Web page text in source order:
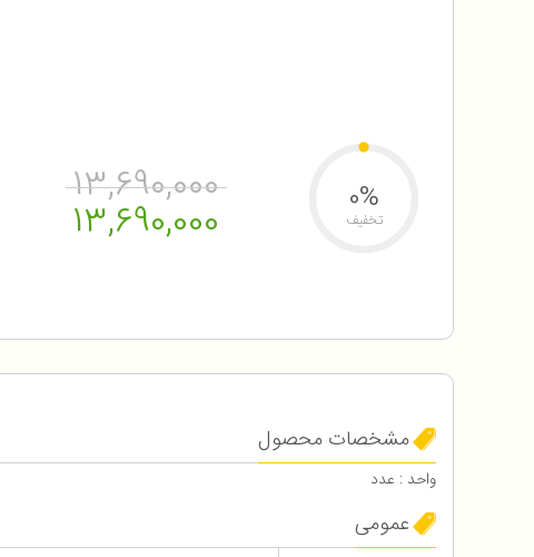
13,690,000
13,690,000 0%
تخفیف
مشخصات محصول
واحد : عدد
عمومی